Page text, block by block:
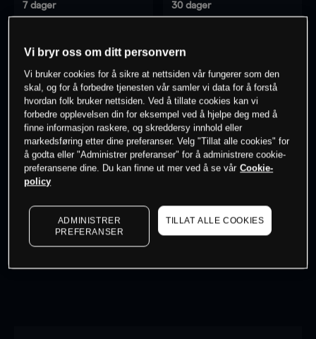
7 dager 30 dager
0% av kunder erpå dette instrumentet
Søk om konto
Kursene er veiledende. to see latest market data
Vi bryr oss om ditt personvern
Vi bruker cookies for å sikre at nettsiden vår fungerer som den
skal, og for å forbedre tjenesten vår samler vi data for å forstå
hvordan folk bruker nettsiden. Ved å tillate cookies kan vi
forbedre opplevelsen din for eksempel ved å hjelpe deg med å
finne informasjon raskere, og skreddersy innhold eller
markedsføring etter dine preferanser. Velg "Tillat alle cookies" for
å godta eller "Administrer preferanser" for å administrere cookie-
preferansene dine. Du kan finne ut mer ved å se vår Cookie-
policy
ADMINISTRER
PREFERANSER
TILLAT ALLE COOKIES